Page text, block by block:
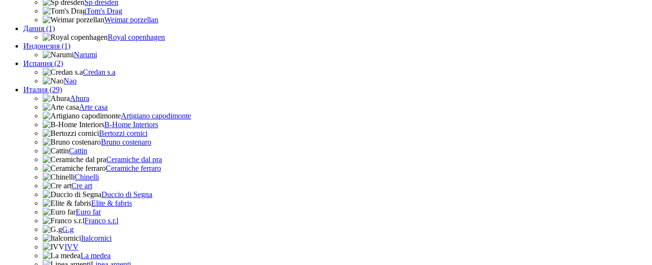
Sp dresden
Tom's Drag
Weimar porzellan
Дания (1)
Royal copenhagen
Индонезия (1)
Narumi
Испания (2)
Credan s.a
Nao
Италия (29)
Ahura
Arte casa
Artigiano capodimonte
B-Home Interiors
Bertozzi cornici
Bruno costenaro
Cattin
Ceramiche dal pra
Ceramiche ferraro
Chinelli
Cre art
Duccio di Segna
Elite & fabris
Euro far
Franco s.r.l
G.g
Italcornici
IVV
La medea